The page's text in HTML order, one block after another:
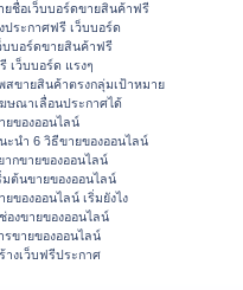
ยชื่อเว็บบอร์ดขายสินค้าฟรี
ประกาศฟรี เว็บบอร์ด
บบอร์ดขายสินค้าฟรี
เว็บบอร์ด แรงๆ
สขายสินค้าตรงกลุ่มเป้าหมาย
ษณาเลื่อนประกาศได้
ยของออนไลน์
ะนำ 6 วิธีขายของออนไลน์
ากขายของออนไลน์
มต้นขายของออนไลน์
ยของออนไลน์ เริ่มยังไง
องขายของออนไลน์
รขายของออนไลน์
างเว็บฟรีประกาศ